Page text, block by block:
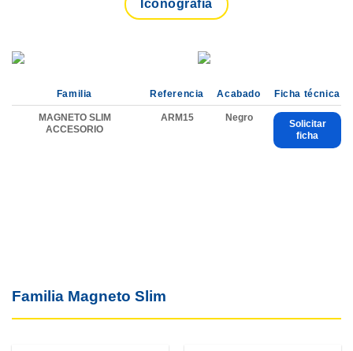
Iconografía
Familia Referencia Acabado Ficha técnica
MAGNETO SLIM
ACCESORIO
ARM15 Negro
Solicitar
ficha
Familia Magneto Slim